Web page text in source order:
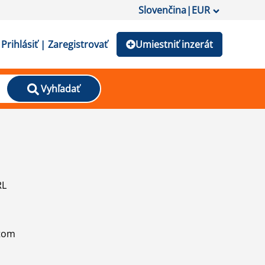
Slovenčina|EUR
Prihlásiť | Zaregistrovať Umiestniť inzerát
Vyhľadať